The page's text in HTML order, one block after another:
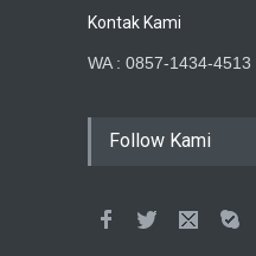
Kontak Kami
WA : 0857-1434-4513
Follow Kami